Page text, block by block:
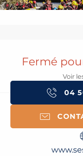
Fermé
Voir
04